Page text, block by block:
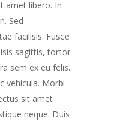
amet libero. In
Sed
facilisis. Fusce
sagittis, tortor
sem ex eu felis.
vehicula. Morbi
sit amet
neque. Duis